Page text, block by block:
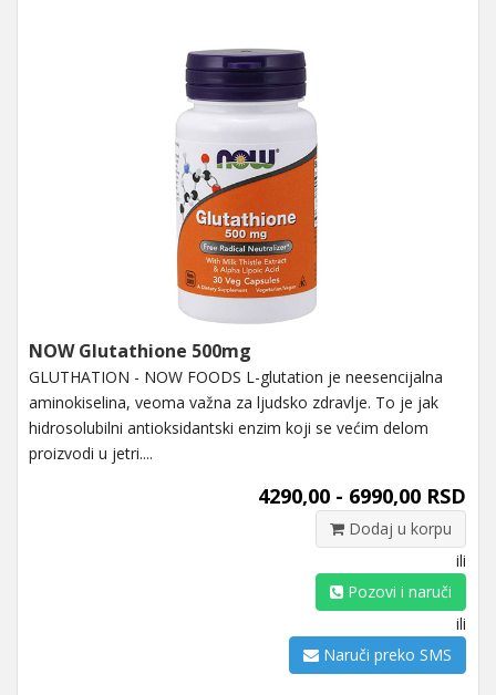
NOW Glutathione 500mg
GLUTHATION - NOW FOODS L-glutation je neesencijalna
aminokiselina, veoma važna za ljudsko zdravlje. To je jak
hidrosolubilni antioksidantski enzim koji se većim delom
proizvodi u jetri....
4290,00 - 6990,00 RSD
Dodaj u korpu
ili
Pozovi i naruči
ili
Naruči preko SMS